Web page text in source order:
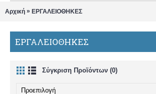
Αρχική » ΕΡΓΑΛΕΙΟΘΗΚΕΣ
ΕΡΓΑΛΕΙΟΘΗΚΕΣ
Σύγκριση Προϊόντων (0)